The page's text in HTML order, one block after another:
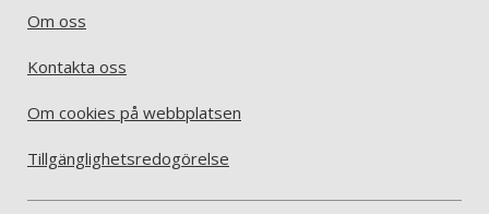
Om oss
Kontakta oss
Om cookies på webbplatsen
Tillgänglighetsredogörelse